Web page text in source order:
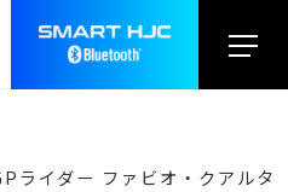
ライダー ファビオ・クアルタ